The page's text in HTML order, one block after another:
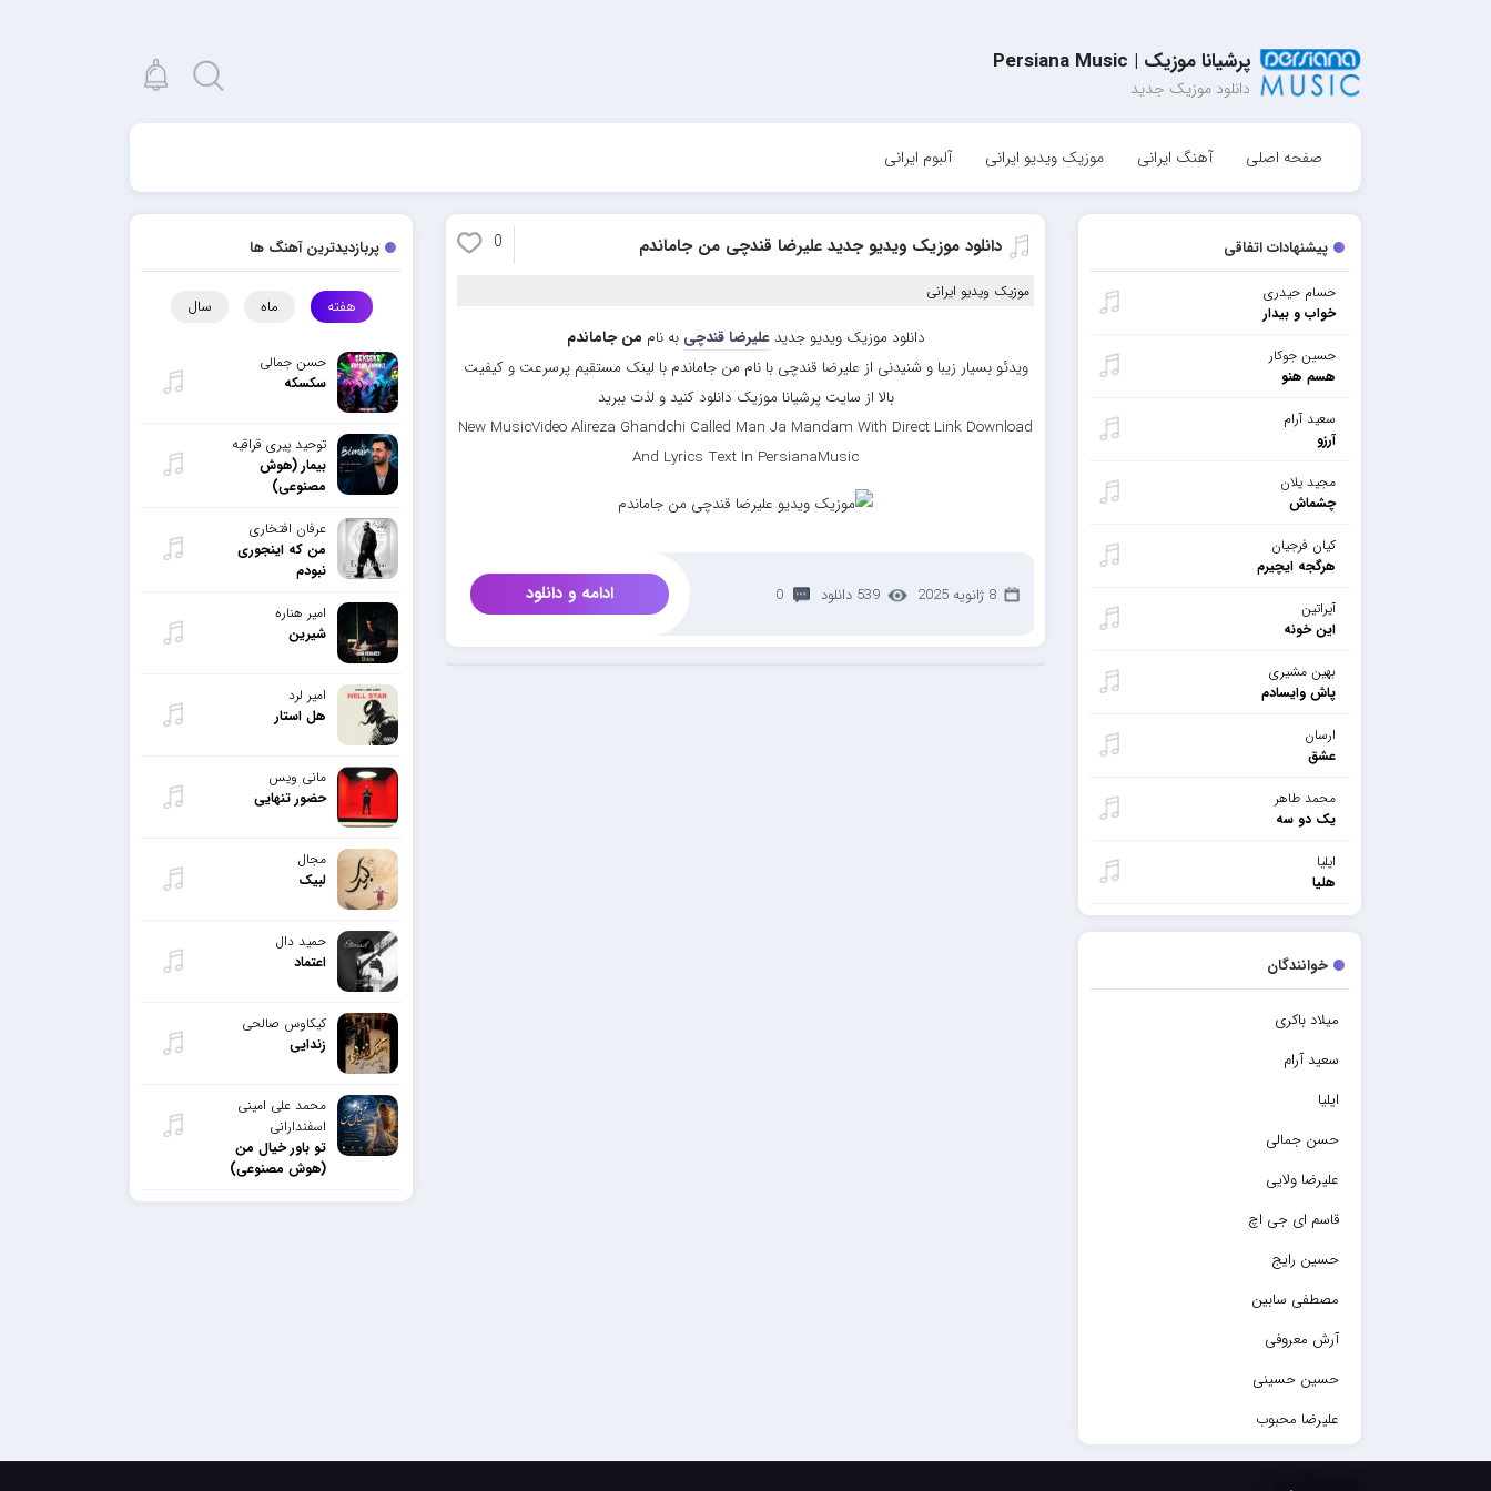
پرشیانا موزیک | Persiana Music
دانلود موزیک جدید
صفحه اصلی آهنگ ایرانی موزیک ویدیو ایرانی آلبوم ایرانی
پیشنهادات اتفاقی
حسام حیدری
خواب و بیدار
حسین جوکار
هسم هنو
سعید آرام
آرزو
مجید یلان
چشماش
کیان فرجیان
هرگجه ایچیرم
آیراتین
این خونه
بهین مشیری
پاش وایسادم
ارسان
عشق
محمد طاهر
یک دو سه
ایلیا
هلیا
خوانندگان
میلاد باکری
سعید آرام
ایلیا
حسن جمالی
علیرضا ولایی
قاسم ای جی اچ
حسین رایج
مصطفی سابین
آرش معروفی
حسین حسینی
علیرضا محبوب
حسین حصارکی
دانلود موزیک ویدیو جدید علیرضا قندچی من جاماندم 0
موزیک ویدیو ایرانی
دانلود موزیک ویدیو جدیدعلیرضا قندچی به نام من جاماندم
ویدئو بسیار زیبا و شنیدنی از علیرضا قندچی با نام من جاماندم با لینک مستقیم پرسرعت و کیفیت
بالا از سایت پرشیانا موزیک دانلود کنید و لذت ببرید
New MusicVideo Alireza Ghandchi Called Man Ja Mandam With Direct Link Download
And Lyrics Text In PersianaMusic
8 ژانویه 2025 539 دانلود 0 ادامه و دانلود
پربازدیدترین آهنگ ها
هفته ماه سال
حسن جمالی
سکسکه
توحید پیری قراقیه
بیمار (هوش
مصنوعی)
عرفان افتخاری
من که اینجوری
نبودم
امیر هناره
شیرین
امیر لرد
هل استار
مانی ویس
حضور تنهایی
مجال
لبیک
حمید دال
اعتماد
کیکاوس صالحی
زندایی
محمد علی امینی
اسفندارانی
تو باور خیال من
(هوش مصنوعی)